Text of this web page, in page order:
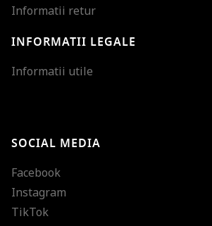
Informatii retur
INFORMATII LEGALE
Informatii utile
SOCIAL MEDIA
Facebook
Instagram
TikTok